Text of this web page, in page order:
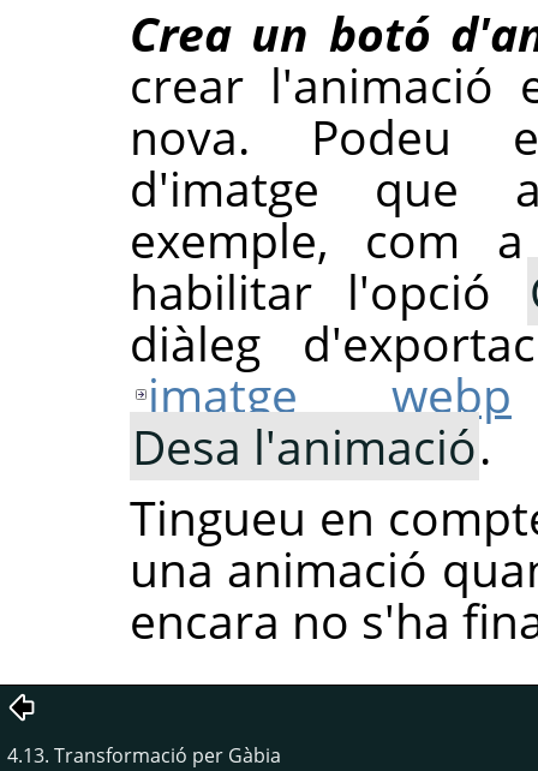
Crea un botó
crear l'animació
nova. Podeu
d'imatge que
exemple, com
habilitar l'opció
diàleg
imatge webp
Desa l'animació.
Tingueu en
una animació
encara no s'ha
4.13. Transformació per Gàbia